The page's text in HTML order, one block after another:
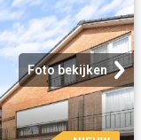
Foto bekijken